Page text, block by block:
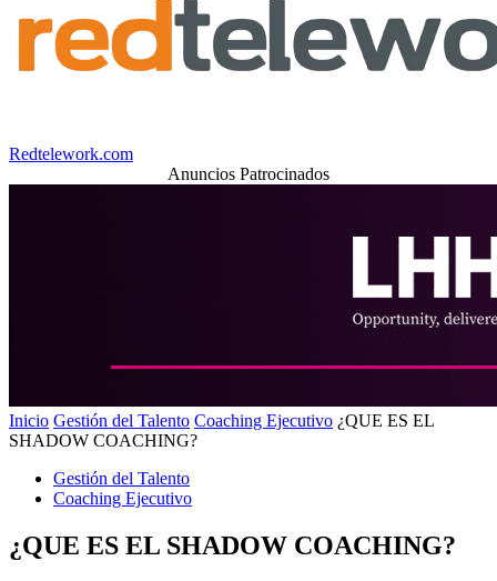
Redtelework.com
Anuncios Patrocinados
Inicio Gestión del Talento Coaching Ejecutivo ¿QUE ES EL
SHADOW COACHING?
Gestión del Talento
Coaching Ejecutivo
¿QUE ES EL SHADOW COACHING?